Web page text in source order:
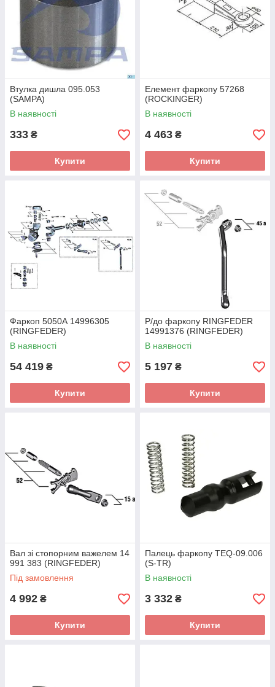
Втулка дишла 095.053
(SAMPA)
В наявності
333 ₴
Купити
Елемент фаркопу 57268
(ROCKINGER)
В наявності
4 463 ₴
Купити
Фаркоп 5050А 14996305
(RINGFEDER)
В наявності
54 419 ₴
Купити
Р/до фаркопу RINGFEDER
14991376 (RINGFEDER)
В наявності
5 197 ₴
Купити
Вал зі стопорним важелем 14
991 383 (RINGFEDER)
Під замовлення
4 992 ₴
Купити
Палець фаркопу TEQ-09.006
(S-TR)
В наявності
3 332 ₴
Купити